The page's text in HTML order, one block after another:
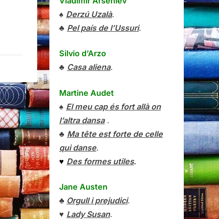
♠ Derzú Uzalà.
♣ Pel país de l’Ussuri.
Silvio d’Arzo
♣ Casa aliena.
Martine Audet
♠ El meu cap és fort allà on
l’altra dansa.
♣ Ma tête est forte de celle
qui danse.
♥ Des formes utiles.
Jane Austen
♣ Orgull i prejudici.
♥ Lady Susan.